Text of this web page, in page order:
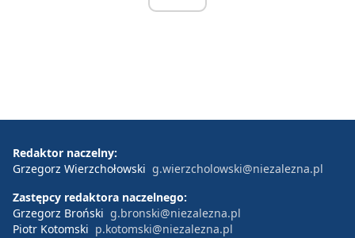
Redaktor naczelny:
Grzegorz Wierzchołowski g.wierzcholowski@niezalezna.pl
Zastępcy redaktora naczelnego:
Grzegorz Broński g.bronski@niezalezna.pl
Piotr Kotomski p.kotomski@niezalezna.pl